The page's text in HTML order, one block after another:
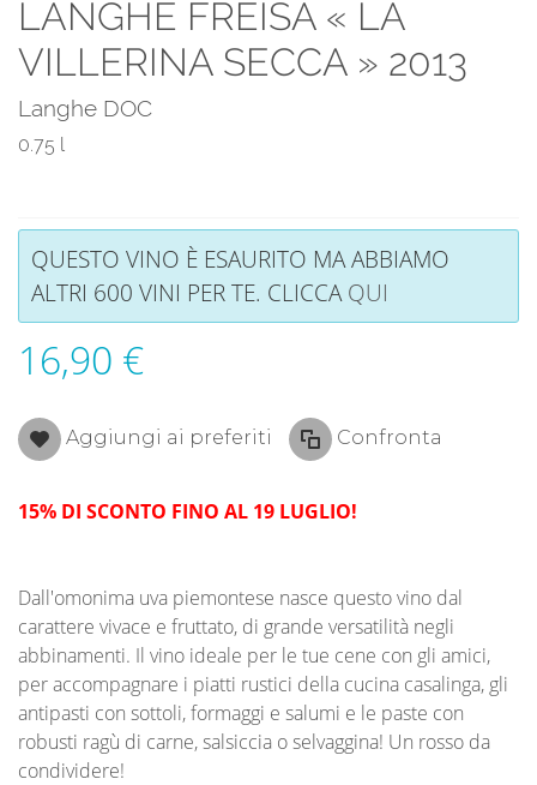
LANGHE FREISA « LA
VILLERINA SECCA » 2013
Langhe DOC
0.75 l
QUESTO VINO È ESAURITO MA ABBIAMO
ALTRI 600 VINI PER TE. CLICCAQUI
16,90 €
Aggiungi ai preferiti Confronta
15% DI SCONTO FINO AL 19 LUGLIO!
Dall'omonima uva piemontese nasce questo vino dal
carattere vivace e fruttato, di grande versatilità negli
abbinamenti. Il vino ideale per le tue cene con gli amici,
per accompagnare i piatti rustici della cucina casalinga, gli
antipasti con sottoli, formaggi e salumi e le paste con
robusti ragù di carne, salsiccia o selvaggina! Un rosso da
condividere!